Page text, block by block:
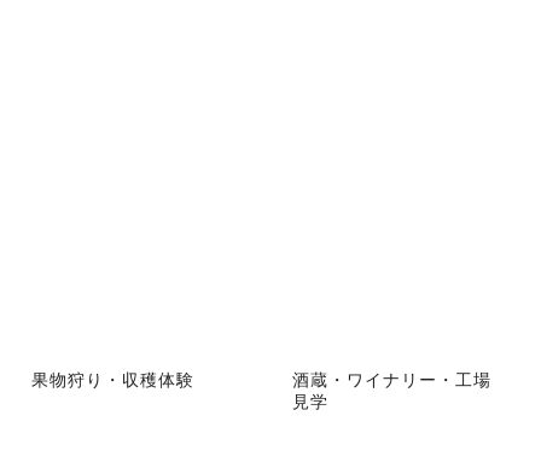
果物狩り・収穫体験
酒蔵・ワイナリー・工場
見学